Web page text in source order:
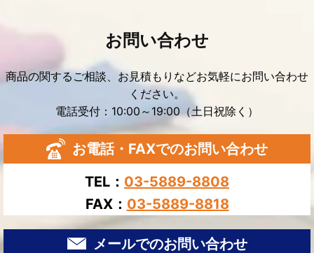
お問い合わせ
商品の関するご相談、お見積もりなどお気軽にお問い合わせ
ください。
電話受付：10:00～19:00（土日祝除く）
お電話・FAXでのお問い合わせ
TEL： 03-5889-8808
FAX： 03-5889-8818
メールでのお問い合わせ